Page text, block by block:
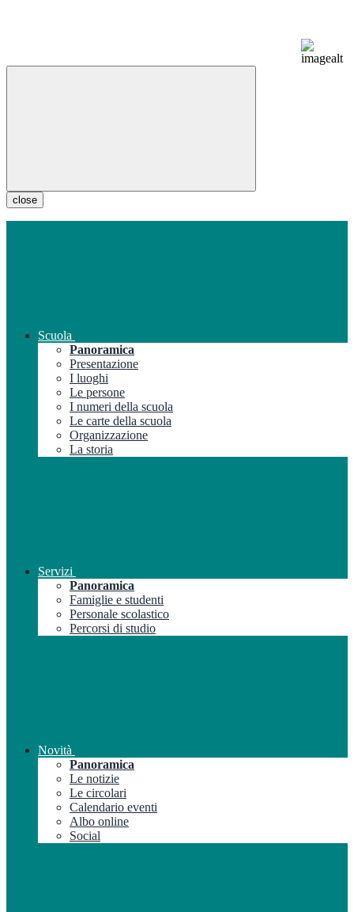
close
Scuola
Panoramica
Presentazione
I luoghi
Le persone
I numeri della scuola
Le carte della scuola
Organizzazione
La storia
Servizi
Panoramica
Famiglie e studenti
Personale scolastico
Percorsi di studio
Novità
Panoramica
Le notizie
Le circolari
Calendario eventi
Albo online
Social